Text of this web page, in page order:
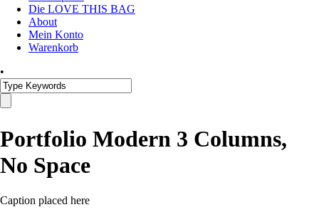
Die LOVE THIS BAG
About
Mein Konto
Warenkorb
•
Portfolio Modern 3 Columns,
No Space
Caption placed here